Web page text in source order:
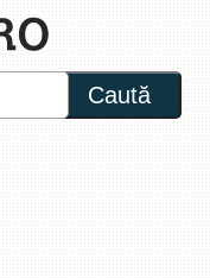
Caută